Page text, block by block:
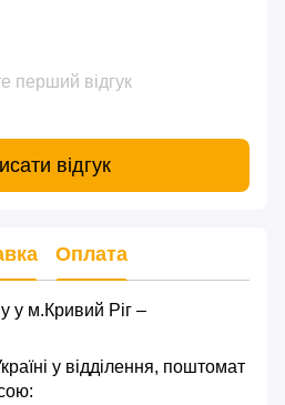
перший відгук
відгук
Оплата
у м.Кривий Ріг –
у відділення, поштомат